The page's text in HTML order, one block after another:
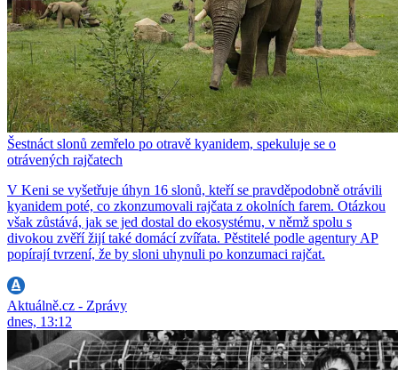
Šestnáct slonů zemřelo po otravě kyanidem, spekuluje se o
otrávených rajčatech
V Keni se vyšetřuje úhyn 16 slonů, kteří se pravděpodobně otrávili
kyanidem poté, co zkonzumovali rajčata z okolních farem. Otázkou
však zůstává, jak se jed dostal do ekosystému, v němž spolu s
divokou zvěří žijí také domácí zvířata. Pěstitelé podle agentury AP
popírají tvrzení, že by sloni uhynuli po konzumaci rajčat.
Aktuálně.cz - Zprávy
dnes, 13:12